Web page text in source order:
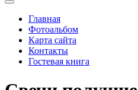
Главная
Фотоальбом
Карта сайта
Контакты
Гостевая книга